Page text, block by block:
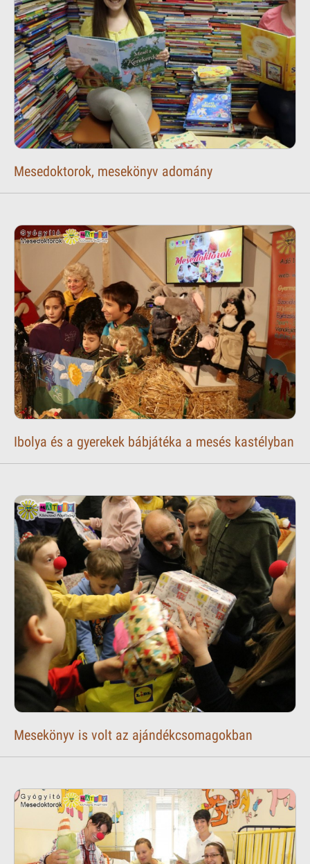
Mesedoktorok, mesekönyv adomány
Ibolya és a gyerekek bábjátéka a mesés kastélyban
Mesekönyv is volt az ajándékcsomagokban